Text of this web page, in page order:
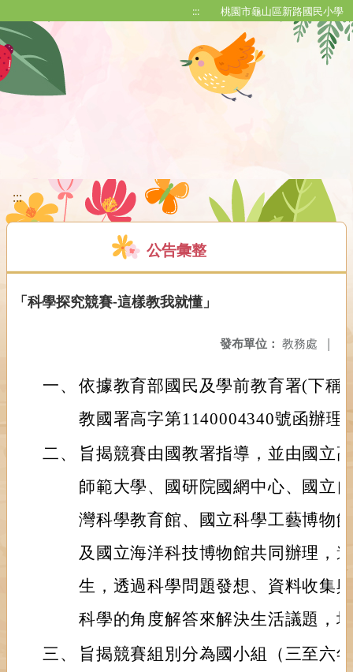
::: 桃園市龜山區新路國民小學
:::
公告彙整
「科學探究競賽-這樣教我就懂」
發布單位： 教務處 |
一、 依據教育部國民及學前教育署(下稱
教國署高字第1140004340號函辦理
二、
旨揭競賽由國教署指導，並由國立
師範大學、國研院國網中心、國立
灣科學教育館、國立科學工藝博物
及國立海洋科技博物館共同辦理，
生，透過科學問題發想、資料收集
科學的角度解答來解決生活議題，
三、
旨揭競賽組別分為國小組（三至六